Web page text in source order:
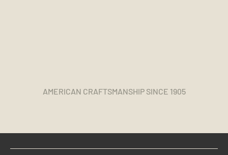
AMERICAN CRAFTSMANSHIP SINCE 1905